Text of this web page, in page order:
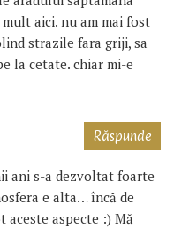
aici. nu am mai fost
strazile fara griji, sa
la cetate. chiar mi-e
ani s-a dezvoltat foarte
e alta… încă de
aspecte :) Mă
Răspunde